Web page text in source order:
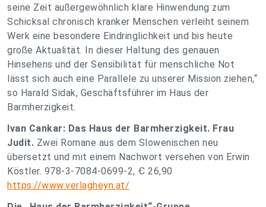
seine Zeit außergewöhnlich klare Hinwendung zum
Schicksal chronisch kranker Menschen verleiht seinem
Werk eine besondere Eindringlichkeit und bis heute
große Aktualität. In dieser Haltung des genauen
Hinsehens und der Sensibilität für menschliche Not
lässt sich auch eine Parallele zu unserer Mission ziehen,“
so Harald Sidak, Geschäftsführer im Haus der
Barmherzigkeit.
Ivan Cankar: Das Haus der Barmherzigkeit. Frau
Judit. Zwei Romane aus dem Slowenischen neu
übersetzt und mit einem Nachwort versehen von Erwin
Köstler. 978-3-7084-0699-2, Ꞓ 26,90
https://www.verlagheyn.at/